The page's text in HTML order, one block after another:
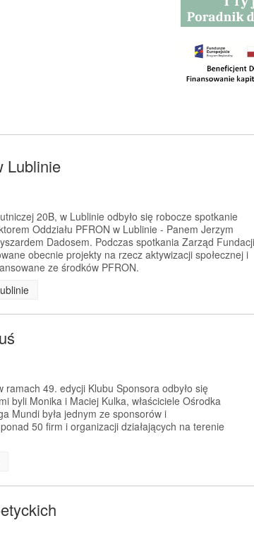
Lublinie
20B, w Lublinie odbyło się robocze spotkanie
Oddziału PFRON w Lublinie - Panem Jerzym
Dadosem. Podczas spotkania Zarząd Fundacji
obecnie projekty na rzecz aktywizacji społecznej i
ze środków PFRON.
49. edycji Klubu Sponsora odbyło się
byli Monika i Maciej Kulka, właściciele Ośrodka
Mundi była jednym ze sponsorów i
50 firm i organizacji działających na terenie